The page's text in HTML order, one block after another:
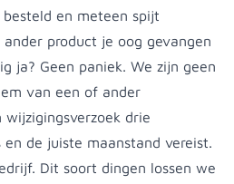
en meteen spijt
product je oog gevangen
ja? Geen paniek. We zijn geen
van een of ander
drie
de juiste maanstand vereist.
Dit soort dingen lossen we